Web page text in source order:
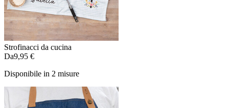
Strofinacci da cucina
Da9,95 €
Disponibile in 2 misure